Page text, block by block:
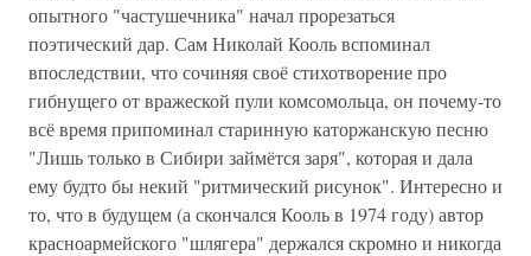
опытного "частушечника" начал прорезаться
поэтический дар. Сам Николай Кооль вспоминал
впоследствии, что сочиняя своё стихотворение про
гибнущего от вражеской пули комсомольца, он почему-то
всё время припоминал старинную каторжанскую песню
"Лишь только в Сибири займётся заря", которая и дала
ему будто бы некий "ритмический рисунок". Интересно и
то, что в будущем (а скончался Кооль в 1974 году) автор
красноармейского "шлягера" держался скромно и никогда